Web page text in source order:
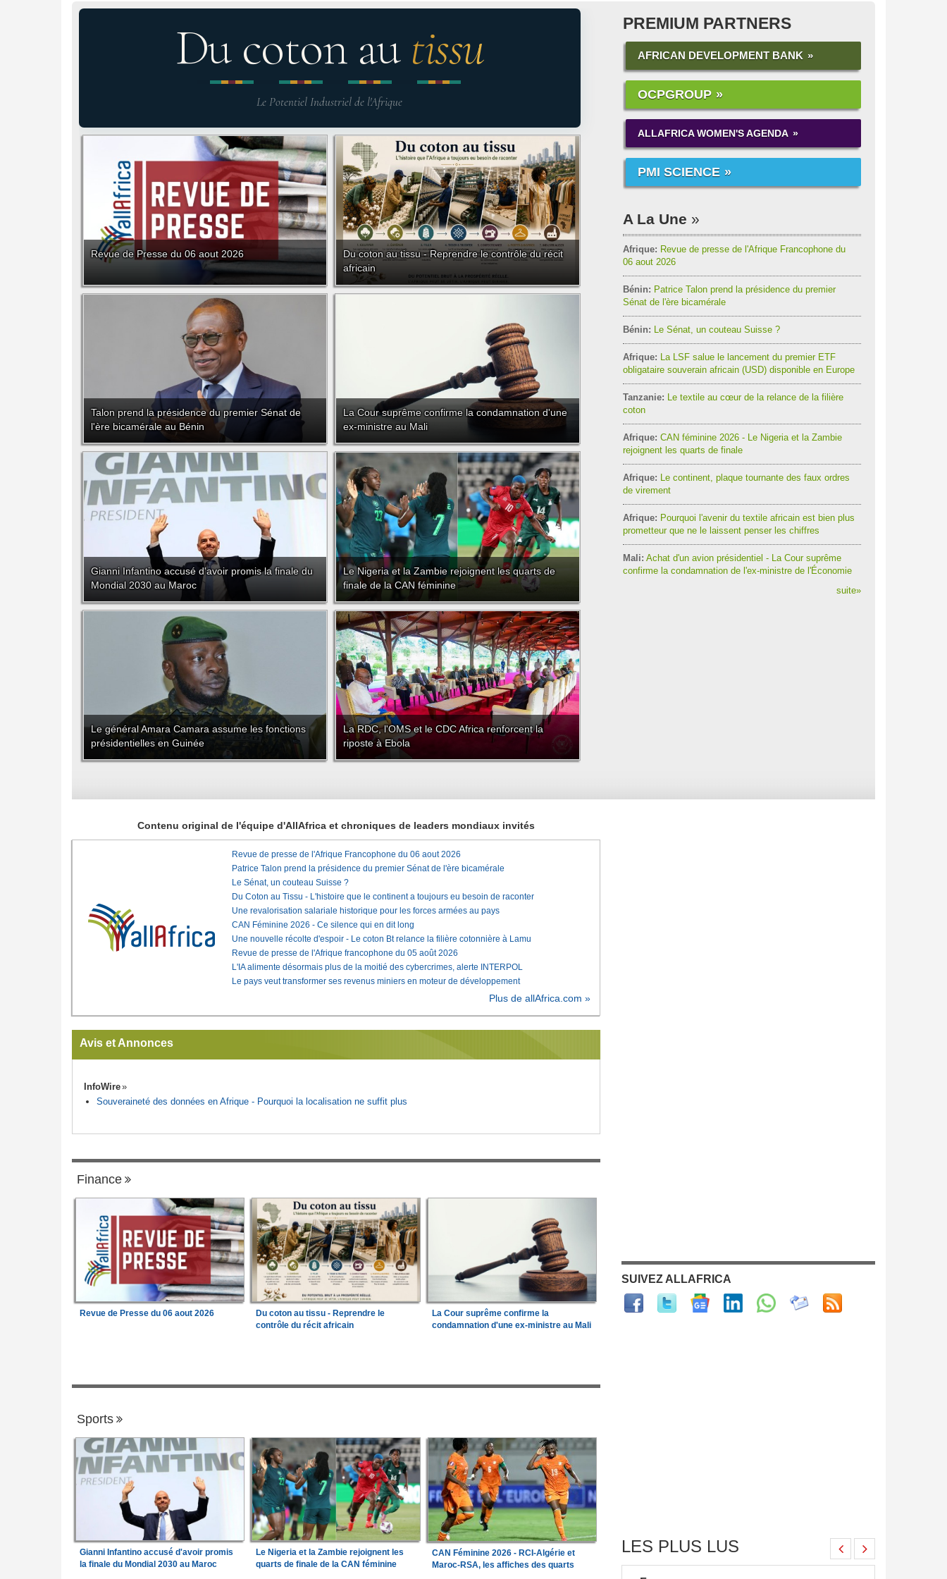
Du coton au tissu
Le Potentiel Industriel de l'Afrique
Revue de Presse du 06 aout 2026
Du coton au tissu - Reprendre le contrôle du récit
africain
Talon prend la présidence du premier Sénat de
l'ère bicamérale au Bénin
La Cour suprême confirme la condamnation d'une
ex-ministre au Mali
Gianni Infantino accusé d'avoir promis la finale du
Mondial 2030 au Maroc
Le Nigeria et la Zambie rejoignent les quarts de
finale de la CAN féminine
Le général Amara Camara assume les fonctions
présidentielles en Guinée
La RDC, l'OMS et le CDC Africa renforcent la
riposte à Ebola
PREMIUM PARTNERS
AFRICAN DEVELOPMENT BANK
OCPGROUP
ALLAFRICA WOMEN'S AGENDA
PMI SCIENCE
A La Une
Afrique: Revue de presse de l'Afrique Francophone du
06 aout 2026
Bénin: Patrice Talon prend la présidence du premier
Sénat de l'ère bicamérale
Bénin: Le Sénat, un couteau Suisse ?
Afrique: La LSF salue le lancement du premier ETF
obligataire souverain africain (USD) disponible en Europe
Tanzanie: Le textile au cœur de la relance de la filière
coton
Afrique: CAN féminine 2026 - Le Nigeria et la Zambie
rejoignent les quarts de finale
Afrique: Le continent, plaque tournante des faux ordres
de virement
Afrique: Pourquoi l'avenir du textile africain est bien plus
prometteur que ne le laissent penser les chiffres
Mali: Achat d'un avion présidentiel - La Cour suprême
confirme la condamnation de l'ex-ministre de l'Économie
suite»
Contenu original de l'équipe d'AllAfrica et chroniques de leaders mondiaux invités
Revue de presse de l'Afrique Francophone du 06 aout 2026
Patrice Talon prend la présidence du premier Sénat de l'ère bicamérale
Le Sénat, un couteau Suisse ?
Du Coton au Tissu - L'histoire que le continent a toujours eu besoin de raconter
Une revalorisation salariale historique pour les forces armées au pays
CAN Féminine 2026 - Ce silence qui en dit long
Une nouvelle récolte d'espoir - Le coton Bt relance la filière cotonnière à Lamu
Revue de presse de l'Afrique francophone du 05 août 2026
L'IA alimente désormais plus de la moitié des cybercrimes, alerte INTERPOL
Le pays veut transformer ses revenus miniers en moteur de développement
Plus de allAfrica.com »
Avis et Annonces
InfoWire
Souveraineté des données en Afrique - Pourquoi la localisation ne suffit plus
Finance
Revue de Presse du 06 aout 2026
Du coton au tissu - Reprendre le
contrôle du récit africain
La Cour suprême confirme la
condamnation d'une ex-ministre au Mali
Sports
Gianni Infantino accusé d'avoir promis
la finale du Mondial 2030 au Maroc
Le Nigeria et la Zambie rejoignent les
quarts de finale de la CAN féminine
CAN Féminine 2026 - RCI-Algérie et
Maroc-RSA, les affiches des quarts
SUIVEZ ALLAFRICA
LES PLUS LUS